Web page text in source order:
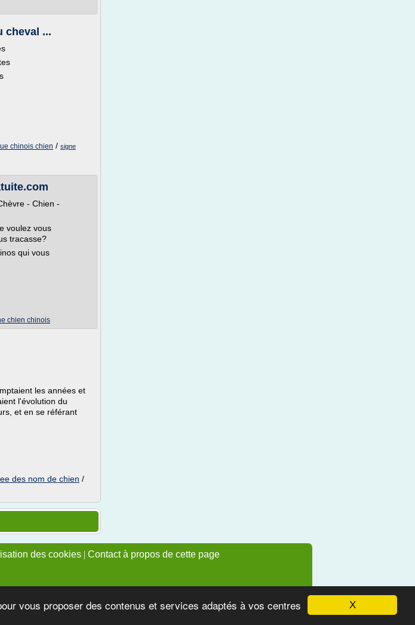
X
vous proposer des contenus et services adaptés à vos centres
cheval ...
chinois chien / signe
- Chien -
voulez vous
tracasse?
qui vous
chien chinois
les années et
l'évolution du
et en se référant
des nom de chien /
des cookies | Contact à propos de cette page